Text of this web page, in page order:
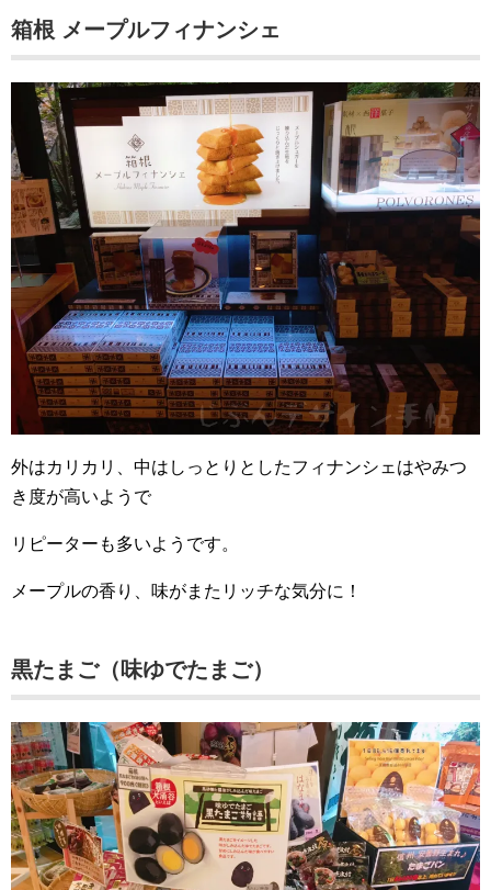
箱根 メープルフィナンシェ
外はカリカリ、中はしっとりとしたフィナンシェはやみつ
き度が高いようで
リピーターも多いようです。
メープルの香り、味がまたリッチな気分に！
黒たまご（味ゆでたまご）